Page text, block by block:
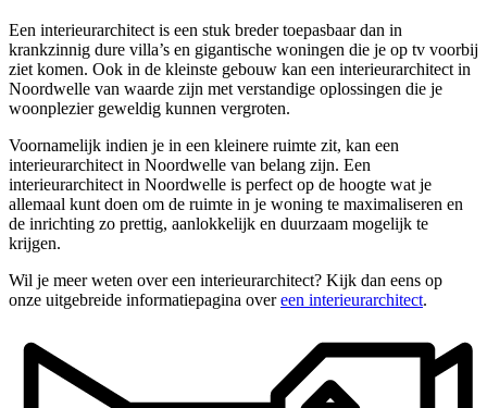
Een interieurarchitect is een stuk breder toepasbaar dan in
krankzinnig dure villa’s en gigantische woningen die je op tv voorbij
ziet komen. Ook in de kleinste gebouw kan een interieurarchitect in
Noordwelle van waarde zijn met verstandige oplossingen die je
woonplezier geweldig kunnen vergroten.
Voornamelijk indien je in een kleinere ruimte zit, kan een
interieurarchitect in Noordwelle van belang zijn. Een
interieurarchitect in Noordwelle is perfect op de hoogte wat je
allemaal kunt doen om de ruimte in je woning te maximaliseren en
de inrichting zo prettig, aanlokkelijk en duurzaam mogelijk te
krijgen.
Wil je meer weten over een interieurarchitect? Kijk dan eens op
onze uitgebreide informatiepagina overeen interieurarchitect.